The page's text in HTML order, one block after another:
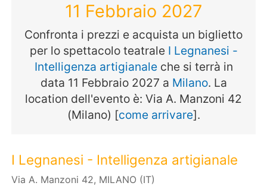
11 Febbraio 2027
Confronta i prezzi e acquista un biglietto
per lo spettacolo teatrale I Legnanesi -
Intelligenza artigianaleche si terrà in
data 11 Febbraio 2027 a Milano. La
location dell'evento è: Via A. Manzoni 42
(Milano) [come arrivare].
I Legnanesi - Intelligenza artigianale
Via A. Manzoni 42, MILANO (IT)